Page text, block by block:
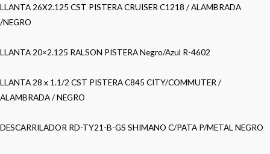
LLANTA 26X2.125 CST PISTERA CRUISER C1218 / ALAMBRADA
/NEGRO
LLANTA 20×2.125 RALSON PISTERA Negro/Azul R-4602
LLANTA 28 x 1.1/2 CST PISTERA C845 CITY/COMMUTER /
ALAMBRADA / NEGRO
DESCARRILADOR RD-TY21-B-GS SHIMANO C/PATA P/METAL NEGRO